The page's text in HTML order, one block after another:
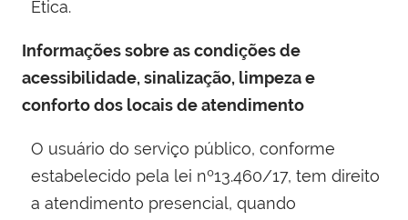
Ética.
Informações sobre as condições de
acessibilidade, sinalização, limpeza e
conforto dos locais de atendimento
O usuário do serviço público, conforme
estabelecido pela lei nº13.460/17, tem direito
a atendimento presencial, quando